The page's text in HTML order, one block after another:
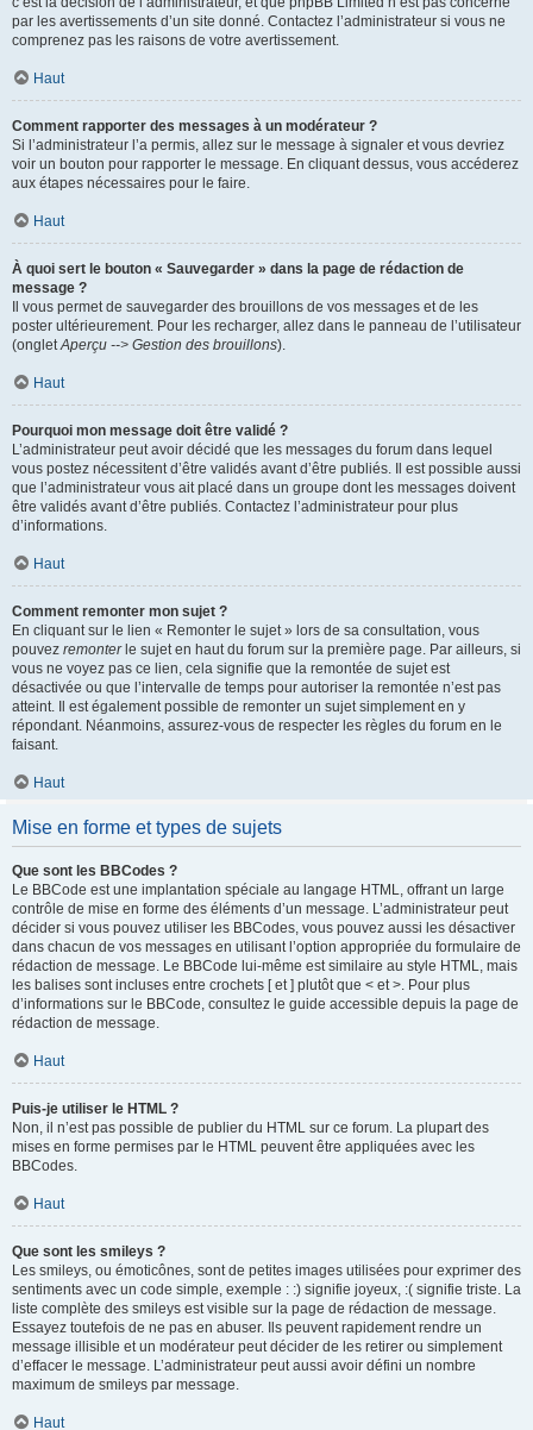
par les avertissements d’un site donné. Contactez l’administrateur si vous ne
comprenez pas les raisons de votre avertissement.
Haut
Comment rapporter des messages à un modérateur ?
Si l’administrateur l’a permis, allez sur le message à signaler et vous devriez
voir un bouton pour rapporter le message. En cliquant dessus, vous accéderez
aux étapes nécessaires pour le faire.
Haut
À quoi sert le bouton « Sauvegarder » dans la page de rédaction de
message ?
Il vous permet de sauvegarder des brouillons de vos messages et de les
poster ultérieurement. Pour les recharger, allez dans le panneau de l’utilisateur
(ongletAperçu --> Gestion des brouillons).
Haut
Pourquoi mon message doit être validé ?
L’administrateur peut avoir décidé que les messages du forum dans lequel
vous postez nécessitent d’être validés avant d’être publiés. Il est possible aussi
que l’administrateur vous ait placé dans un groupe dont les messages doivent
être validés avant d’être publiés. Contactez l’administrateur pour plus
d’informations.
Haut
Comment remonter mon sujet ?
En cliquant sur le lien « Remonter le sujet » lors de sa consultation, vous
pouvez remonterle sujet en haut du forum sur la première page. Par ailleurs, si
vous ne voyez pas ce lien, cela signifie que la remontée de sujet est
désactivée ou que l’intervalle de temps pour autoriser la remontée n’est pas
atteint. Il est également possible de remonter un sujet simplement en y
répondant. Néanmoins, assurez-vous de respecter les règles du forum en le
faisant.
Haut
Mise en forme et types de sujets
Que sont les BBCodes ?
Le BBCode est une implantation spéciale au langage HTML, offrant un large
contrôle de mise en forme des éléments d’un message. L’administrateur peut
décider si vous pouvez utiliser les BBCodes, vous pouvez aussi les désactiver
dans chacun de vos messages en utilisant l’option appropriée du formulaire de
rédaction de message. Le BBCode lui-même est similaire au style HTML, mais
les balises sont incluses entre crochets [ et ] plutôt que < et >. Pour plus
d’informations sur le BBCode, consultez le guide accessible depuis la page de
rédaction de message.
Haut
Puis-je utiliser le HTML ?
Non, il n’est pas possible de publier du HTML sur ce forum. La plupart des
mises en forme permises par le HTML peuvent être appliquées avec les
BBCodes.
Haut
Que sont les smileys ?
Les smileys, ou émoticônes, sont de petites images utilisées pour exprimer des
sentiments avec un code simple, exemple : :) signifie joyeux, :( signifie triste. La
liste complète des smileys est visible sur la page de rédaction de message.
Essayez toutefois de ne pas en abuser. Ils peuvent rapidement rendre un
message illisible et un modérateur peut décider de les retirer ou simplement
d’effacer le message. L’administrateur peut aussi avoir défini un nombre
maximum de smileys par message.
Haut